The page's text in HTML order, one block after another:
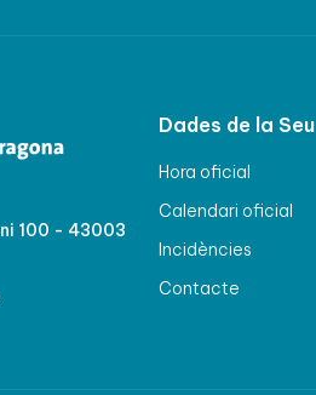
100 - 43003
Dades de la Seu
Hora oficial
Calendari oficial
Incidències
Contacte